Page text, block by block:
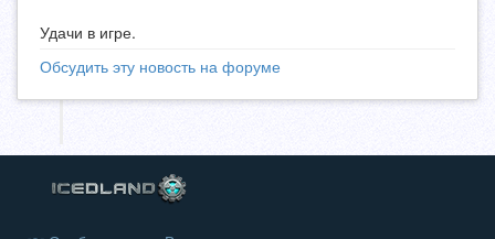
Удачи в игре.
Обсудить эту новость на форуме